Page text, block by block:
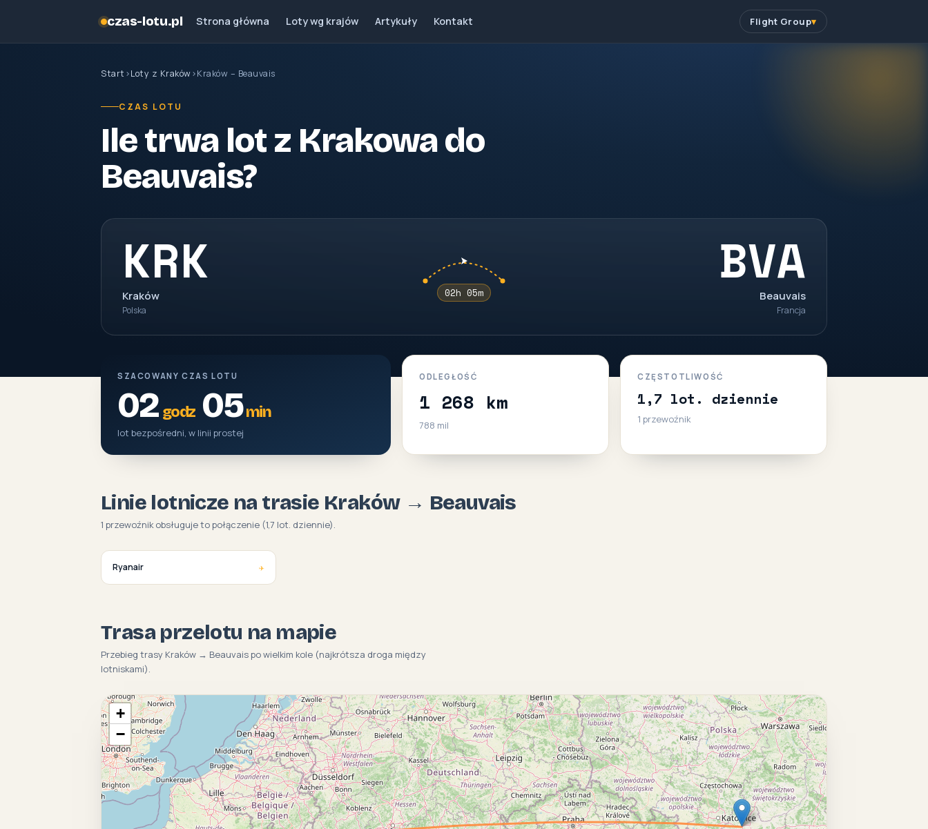
czas-lotu.pl Strona główna Loty wg krajów Artykuły Kontakt Flight Group
Start ›Loty z Kraków›Kraków – Beauvais
CZAS LOTU
Ile trwa lot z Krakowa do
Beauvais?
KRK
Kraków
Polska
02h 05m BVA
Beauvais
Francja
SZACOWANY CZAS LOTU
02 godz05min
lot bezpośredni, w linii prostej
ODLEGŁOŚĆ
1 268 km
788 mil
CZĘSTOTLIWOŚĆ
1,7 lot. dziennie
1 przewoźnik
Linie lotnicze na trasie Kraków → Beauvais
1 przewoźnik obsługuje to połączenie (1,7 lot. dziennie).
Ryanair ✈
Trasa przelotu na mapie
Przebieg trasy Kraków → Beauvais po wielkim kole (najkrótsza droga między
lotniskami).
+
−